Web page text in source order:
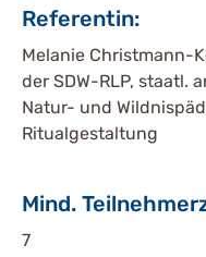
Referentin:
Melanie Christmann-
der SDW-RLP, staatl.
Natur- und
Ritualgestaltung
Mind.
7